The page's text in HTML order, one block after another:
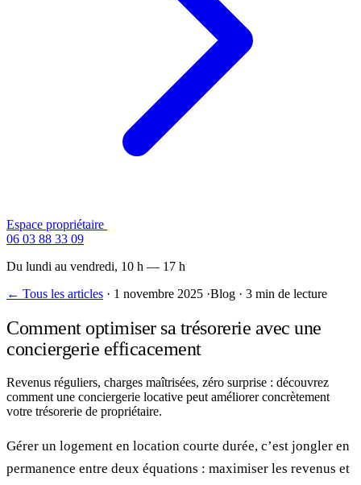
Espace propriétaire
06 03 88 33 09
Du lundi au vendredi, 10 h — 17 h
← Tous les articles · 1 novembre 2025 ·Blog · 3 min de lecture
Comment optimiser sa trésorerie avec une
conciergerie efficacement
Revenus réguliers, charges maîtrisées, zéro surprise : découvrez
comment une conciergerie locative peut améliorer concrètement
votre trésorerie de propriétaire.
Gérer un logement en location courte durée, c’est jongler en
permanence entre deux équations : maximiser les revenus et